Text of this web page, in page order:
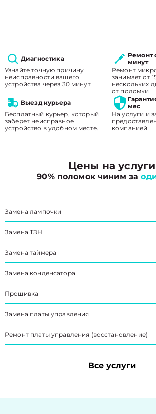
Диагностика
Узнайте точную причину
неисправности вашего
устройства через 30 минут
Ремонт
минут
Ремонт
занимает от
нескольких
от поломки
Выезд курьера
Бесплатный курьер, который
заберет неисправное
устройство в удобном месте.
мес
На услуги и
компанией
Цены на услуги
90% поломок чиним за
Замена лампочки
Замена ТЭН
Замена таймера
Замена конденсатора
Прошивка
Замена платы управления
Ремонт платы управления (восстановление)
Все услуги